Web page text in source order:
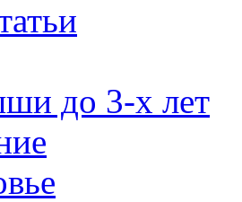
до 3-х лет